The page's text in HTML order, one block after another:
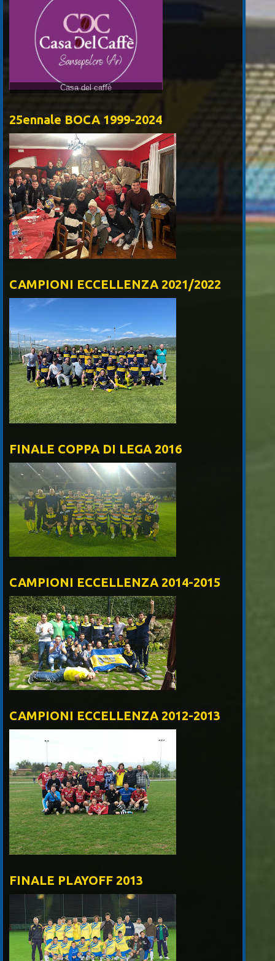
Casa del caffè
25ennale BOCA 1999-2024
CAMPIONI ECCELLENZA 2021/2022
FINALE COPPA DI LEGA 2016
CAMPIONI ECCELLENZA 2014-2015
CAMPIONI ECCELLENZA 2012-2013
FINALE PLAYOFF 2013